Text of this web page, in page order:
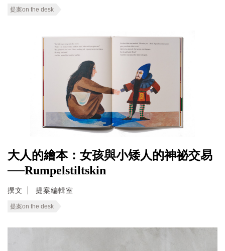
提案on the desk
大人的繪本：女孩與小矮人的神祕交易
──Rumpelstiltskin
撰文 提案編輯室
提案on the desk